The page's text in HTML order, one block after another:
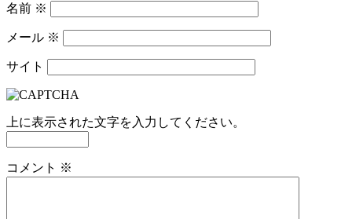
名前 ※
メール ※
サイト
上に表示された文字を入力してください。
コメント ※